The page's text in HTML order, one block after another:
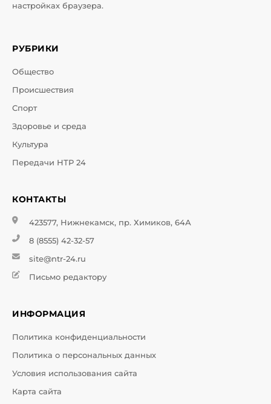
настройках браузера.
РУБРИКИ
Общество
Происшествия
Спорт
Здоровье и среда
Культура
Передачи НТР 24
КОНТАКТЫ
423577, Нижнекамск, пр. Химиков, 64А
8 (8555) 42-32-57
site@ntr-24.ru
Письмо редактору
ИНФОРМАЦИЯ
Политика конфиденциальности
Политика о персональных данных
Условия использования сайта
Карта сайта